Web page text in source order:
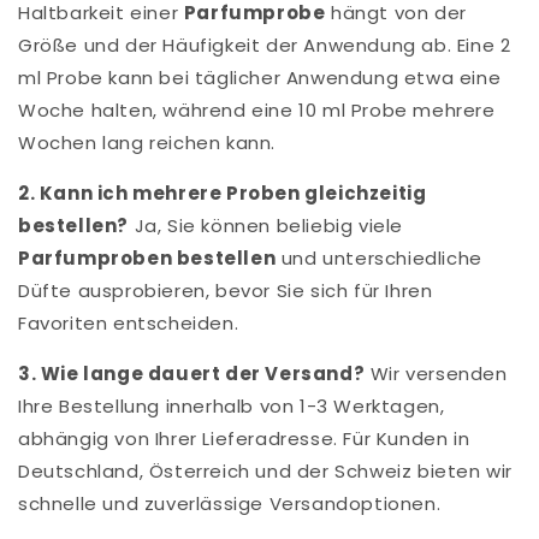
Haltbarkeit einer Parfumprobe hängt von der
Größe und der Häufigkeit der Anwendung ab. Eine 2
ml Probe kann bei täglicher Anwendung etwa eine
Woche halten, während eine 10 ml Probe mehrere
Wochen lang reichen kann.
2. Kann ich mehrere Proben gleichzeitig
bestellen? Ja, Sie können beliebig viele
Parfumproben bestellen und unterschiedliche
Düfte ausprobieren, bevor Sie sich für Ihren
Favoriten entscheiden.
3. Wie lange dauert der Versand? Wir versenden
Ihre Bestellung innerhalb von 1-3 Werktagen,
abhängig von Ihrer Lieferadresse. Für Kunden in
Deutschland, Österreich und der Schweiz bieten wir
schnelle und zuverlässige Versandoptionen.